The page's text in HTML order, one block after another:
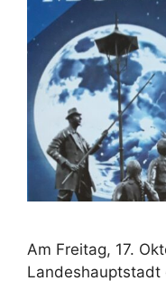
Am Freitag, 17.
Landeshauptstadt